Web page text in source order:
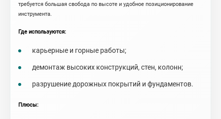
требуется большая свобода по высоте и удобное позиционирование
инструмента.
Где используются:
карьерные и горные работы;
демонтаж высоких конструкций, стен, колонн;
разрушение дорожных покрытий и фундаментов.
Плюсы: